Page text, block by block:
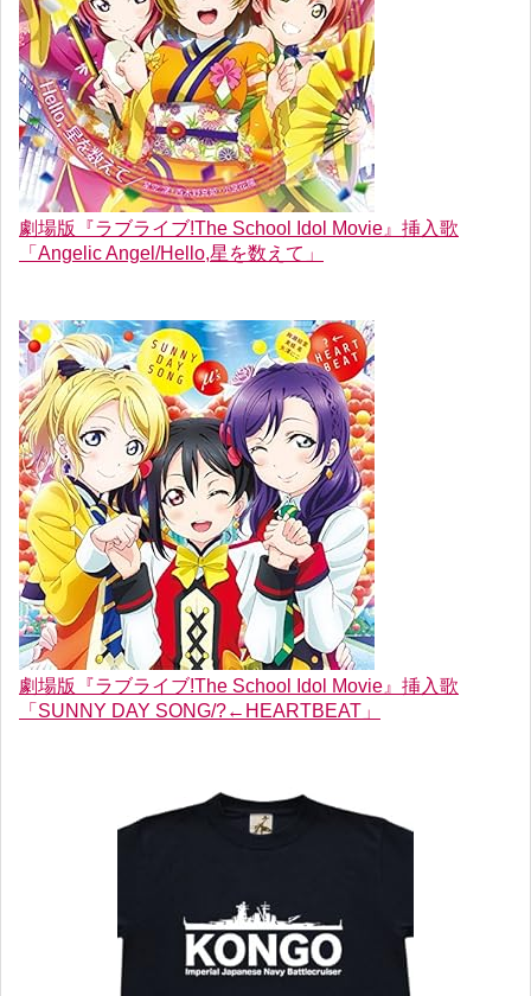
劇場版『ラブライブ!The School Idol Movie』挿入歌
「Angelic Angel/Hello,星を数えて」
劇場版『ラブライブ!The School Idol Movie』挿入歌
「SUNNY DAY SONG/?←HEARTBEAT」